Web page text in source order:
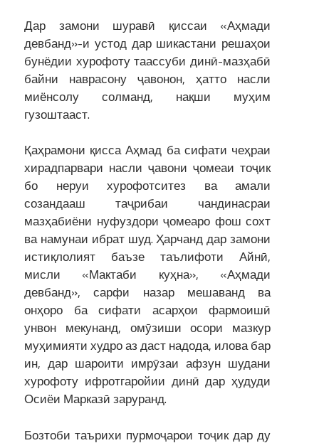
Дар замони шуравӣ қиссаи «Аҳмади
девбанд»-и устод дар шикастани решаҳои
бунёдии хурофоту таассуби динӣ-мазҳабӣ
байни наврасону ҷавонон, ҳатто насли
миёнсолу солманд, нақши муҳим
гузоштааст.
Қаҳрамони қисса Аҳмад ба сифати чеҳраи
хирадпарвари насли ҷавони ҷомеаи тоҷик
бо неруи хурофотситез ва амали
созандааш таҷрибаи чандинасраи
мазҳабиёни нуфуздори ҷомеаро фош сохт
ва намунаи ибрат шуд. Ҳарчанд дар замони
истиқлолият баъзе таълифоти Айнӣ,
мисли «Мактаби куҳна», «Аҳмади
девбанд», сарфи назар мешаванд ва
онҳоро ба сифати асарҳои фармоишӣ
унвон мекунанд, омӯзиши осори мазкур
муҳимияти худ­ро аз даст надода, илова бар
ин, дар шароити имрӯзаи афзун шудани
хурофоту ифротгаройии динӣ дар ҳудуди
Осиёи Марказӣ заруранд.
Бозтоби таърихи пурмоҷарои тоҷик дар ду